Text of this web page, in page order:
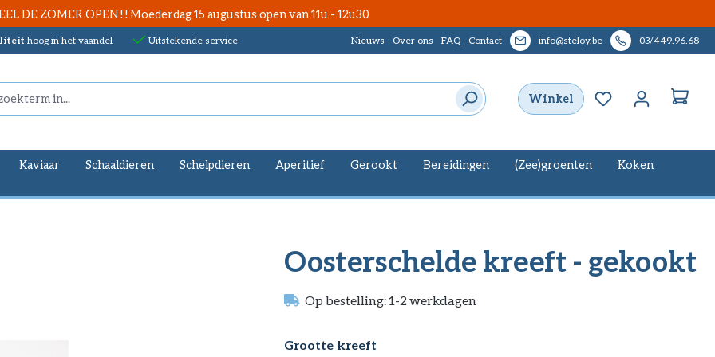
DE ZOMER OPEN ! ! Moederdag 15 augustus open van 11u - 12u30
hoog in het vaandel Uitstekende service 03/449.96.68
info@steloy.be
Nieuws Over ons FAQ Contact
Winkel Je hebt 0 items
Kaviaar Schaaldieren Schelpdieren Aperitief Gerookt Bereidingen (Zee)groenten
Koken
Oosterschelde kreeft - gekookt
Op bestelling: 1-2 werkdagen
Selecteer
Grootte kreeft